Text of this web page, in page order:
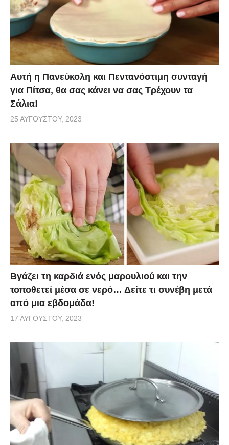
Αυτή η Πανεύκολη και Πεντανόστιμη συνταγή
για Πίτσα, θα σας κάνει να σας Τρέχουν τα
Σάλια!
25 ΑΥΓΟΎΣΤΟΥ, 2023
Βγάζει τη καρδιά ενός μαρουλιού και την
τοποθετεί μέσα σε νερό… Δείτε τι συνέβη μετά
από μια εβδομάδα!
17 ΑΥΓΟΎΣΤΟΥ, 2023